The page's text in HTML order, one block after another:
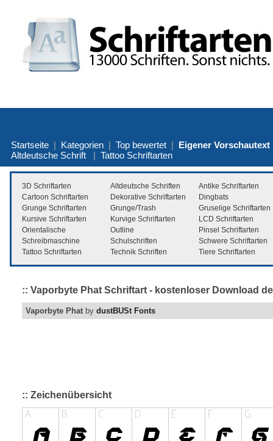
Startseite | Kategorien | Top bewertet | Eigener Vorschautext
Altdeutsche Schrift | Tattoo Schriftarten
3D Schriftarten Altdeutsche Schriften
Antike Schriftarten
Cartoon Schriftarten
Dekorative Schriftarten
Dingbats
Grunge Schriftarten
Grunge/Trash
Gruselige Schriftarten
Kursive Schriftarten
Kurvige Schriftarten
LCD Schriftarten
Orientalische
Outline
Pinsel Schriftarten
Schreibmaschine
Schulschriften
Schwere Schriftarten
Tattoo Schriftarten
Technik Schriften Tiere Schriftarten
:: Vaporbyte Phat Schriftart - kostenloser Download
Vaporbyte Phat by dustBUSt Fonts
:: Zeichenübersicht